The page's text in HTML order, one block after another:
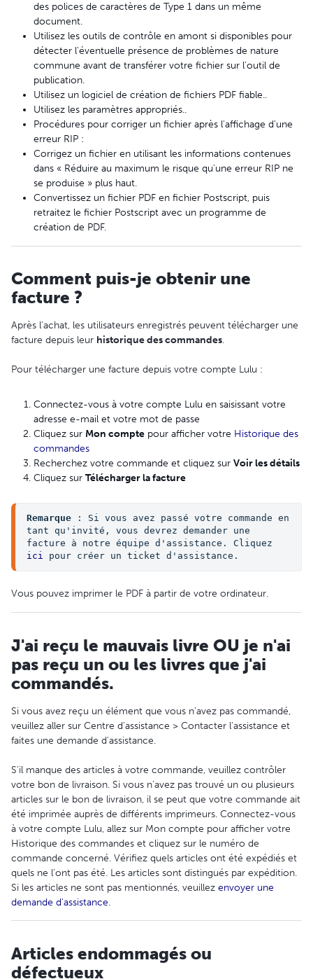
des polices de caractères de Type 1 dans un même
document.
Utilisez les outils de contrôle en amont si disponibles pour
détecter l'éventuelle présence de problèmes de nature
commune avant de transférer votre fichier sur l'outil de
publication.
Utilisez un logiciel de création de fichiers PDF fiable..
Utilisez les paramètres appropriés..
Procédures pour corriger un fichier après l'affichage d'une
erreur RIP :
Corrigez un fichier en utilisant les informations contenues
dans « Réduire au maximum le risque qu'une erreur RIP ne
se produise » plus haut.
Convertissez un fichier PDF en fichier Postscript, puis
retraitez le fichier Postscript avec un programme de
création de PDF.
Comment puis-je obtenir une
facture ?
Après l'achat, les utilisateurs enregistrés peuvent télécharger une
facture depuis leur historique des commandes.
Pour télécharger une facture depuis votre compte Lulu :
Connectez-vous à votre compte Lulu en saisissant votre
adresse e-mail et votre mot de passe
Cliquez sur Mon compte pour afficher votre Historique des
commandes
Recherchez votre commande et cliquez sur Voir les détails
Cliquez sur Télécharger la facture
Remarque : Si vous avez passé votre commande en
tant qu'invité, vous devrez demander une
ici pour créer un ticket d'assistance.
Vous pouvez imprimer le PDF à partir de votre ordinateur.
J'ai reçu le mauvais livre OU je n'ai
pas reçu un ou les livres que j'ai
commandés.
Si vous avez reçu un élément que vous n'avez pas commandé,
veuillez aller sur Centre d'assistance > Contacter l'assistance et
faites une demande d'assistance.
S'il manque des articles à votre commande, veuillez contrôler
votre bon de livraison. Si vous n'avez pas trouvé un ou plusieurs
articles sur le bon de livraison, il se peut que votre commande ait
été imprimée auprès de différents imprimeurs. Connectez-vous
à votre compte Lulu, allez sur Mon compte pour afficher votre
Historique des commandes et cliquez sur le numéro de
commande concerné. Vérifiez quels articles ont été expédiés et
quels ne l'ont pas été. Les articles sont distingués par expédition.
Si les articles ne sont pas mentionnés, veuillez envoyer une
demande d'assistance.
Articles endommagés ou
défectueux